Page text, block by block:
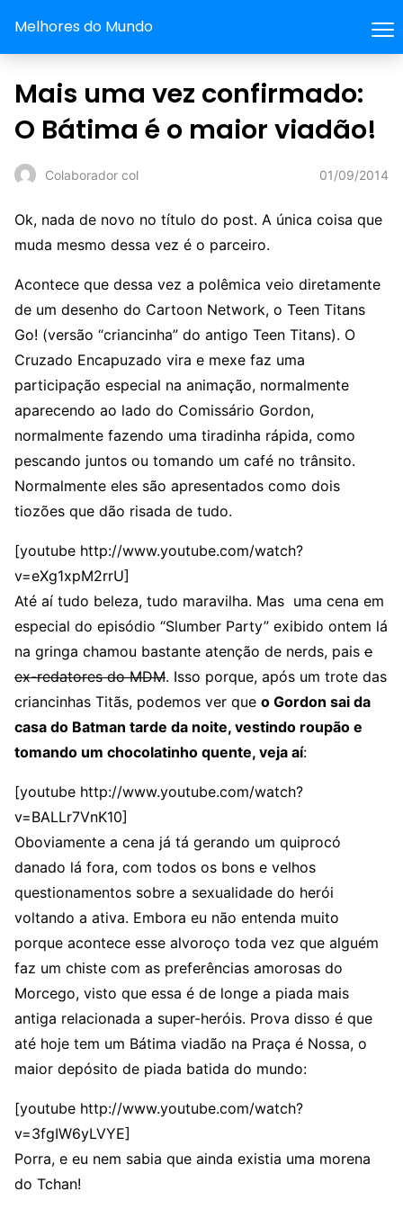
Melhores do Mundo
Mais uma vez confirmado:
O Bátima é o maior viadão!
Colaborador col 01/09/2014
Ok, nada de novo no título do post. A única coisa que
muda mesmo dessa vez é o parceiro.
Acontece que dessa vez a polêmica veio diretamente
de um desenho do Cartoon Network, o Teen Titans
Go! (versão “criancinha” do antigo Teen Titans). O
Cruzado Encapuzado vira e mexe faz uma
participação especial na animação, normalmente
aparecendo ao lado do Comissário Gordon,
normalmente fazendo uma tiradinha rápida, como
pescando juntos ou tomando um café no trânsito.
Normalmente eles são apresentados como dois
tiozões que dão risada de tudo.
[youtube http://www.youtube.com/watch?
v=eXg1xpM2rrU]
Até aí tudo beleza, tudo maravilha. Mas uma cena em
especial do episódio “Slumber Party” exibido ontem lá
na gringa chamou bastante atenção de nerds, pais e
ex-redatores do MDM. Isso porque, após um trote das
criancinhas Titãs, podemos ver que o Gordon sai da
casa do Batman tarde da noite, vestindo roupão e
tomando um chocolatinho quente, veja aí:
[youtube http://www.youtube.com/watch?
v=BALLr7VnK10]
Oboviamente a cena já tá gerando um quiprocó
danado lá fora, com todos os bons e velhos
questionamentos sobre a sexualidade do herói
voltando a ativa. Embora eu não entenda muito
porque acontece esse alvoroço toda vez que alguém
faz um chiste com as preferências amorosas do
Morcego, visto que essa é de longe a piada mais
antiga relacionada a super-heróis. Prova disso é que
até hoje tem um Bátima viadão na Praça é Nossa, o
maior depósito de piada batida do mundo:
[youtube http://www.youtube.com/watch?
v=3fgIW6yLVYE]
Porra, e eu nem sabia que ainda existia uma morena
do Tchan!